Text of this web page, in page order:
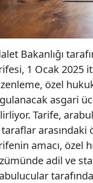
Bakanlığı
1 Ocak 2025
özel
asgari
Tarife,
arasındaki
amacı, özel
adil ve